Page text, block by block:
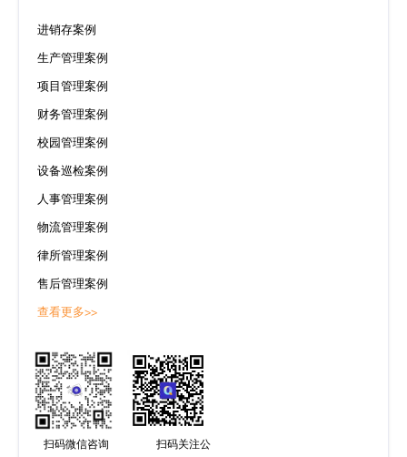
进销存案例
生产管理案例
项目管理案例
财务管理案例
校园管理案例
设备巡检案例
人事管理案例
物流管理案例
律所管理案例
售后管理案例
查看更多>>
扫码微信咨询
扫码关注公